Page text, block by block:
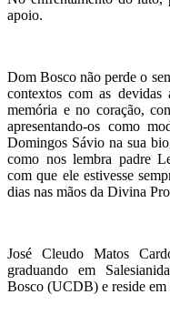
apoio.
Dom Bosco não perde o
contextos com as devidas
memória e no coração,
apresentando-os como
Domingos Sávio na sua
como nos lembra padre
com que ele estivesse
dias nas mãos da Divina
José Cleudo Matos
graduando em
Bosco (UCDB) e reside em